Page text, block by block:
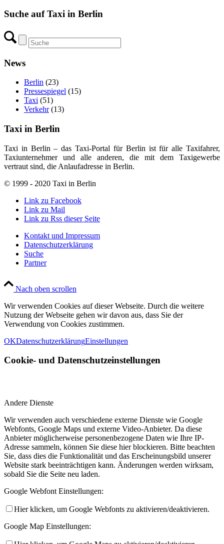
Suche auf Taxi in Berlin
News
Berlin (23)
Pressespiegel (15)
Taxi (51)
Verkehr(13)
Taxi in Berlin
Taxi in Berlin – das Taxi-Portal für Berlin ist für alle Taxifahrer,
Taxiunternehmer und alle anderen, die mit dem Taxigewerbe
vertraut sind, die Anlaufadresse in Berlin.
© 1999 - 2020 Taxi in Berlin
Link zu Facebook
Link zu Mail
Link zu Rss dieser Seite
Kontakt und Impressum
Datenschutzerklärung
Suche
Partner
Nach oben scrollen
Wir verwenden Cookies auf dieser Webseite. Durch die weitere
Nutzung der Webseite gehen wir davon aus, dass Sie der
Verwendung von Cookies zustimmen.
OKDatenschutzerklärungEinstellungen
Cookie- und Datenschutzeinstellungen
Andere Dienste
Wir verwenden auch verschiedene externe Dienste wie Google
Webfonts, Google Maps und externe Video-Anbieter. Da diese
Anbieter möglicherweise personenbezogene Daten wie Ihre IP-
Adresse sammeln, können Sie diese hier blockieren. Bitte beachten
Sie, dass dies die Funktionalität und das Erscheinungsbild unserer
Website stark beeinträchtigen kann. Änderungen werden wirksam,
sobald Sie die Seite neu laden.
Google Webfont Einstellungen:
Hier klicken, um Google Webfonts zu aktivieren/deaktivieren.
Google Map Einstellungen: